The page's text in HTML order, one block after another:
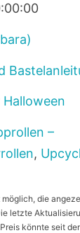
–
,
die
letzte
könnte seit